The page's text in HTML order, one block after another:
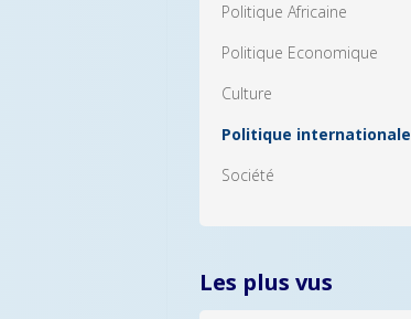
Politique Africaine
Politique Economique
Culture
Politique internationale
Société
Les plus vus